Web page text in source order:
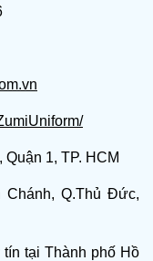
1, TP. HCM
Q.Thủ Đức,
tại Thành phố Hồ